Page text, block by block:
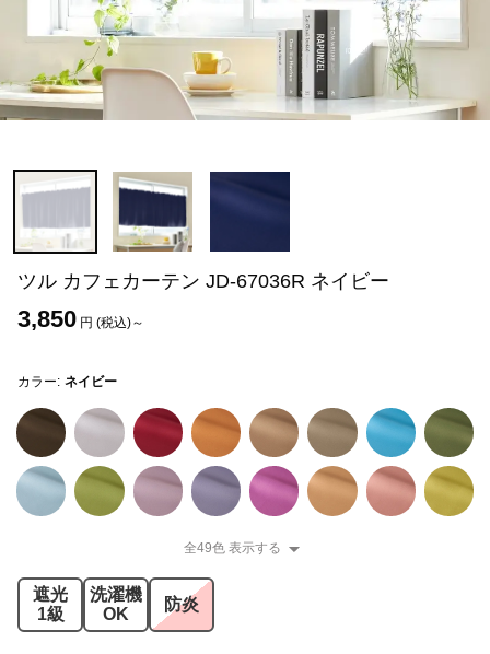
ツル カフェカーテン JD-67036R ネイビー
3,850 円 (税込)～
カラー: ネイビー
全49色 表示する
遮光
1級
洗濯機
OK
防炎